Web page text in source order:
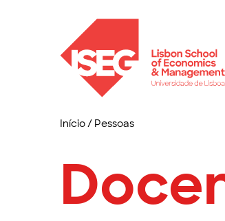
Início/ Pessoas